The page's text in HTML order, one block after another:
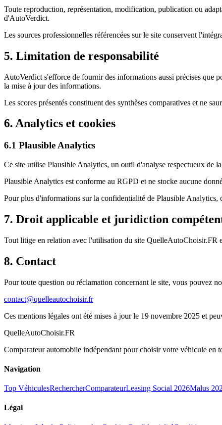
Toute reproduction, représentation, modification, publication ou
d'AutoVerdict.
Les sources professionnelles référencées sur le site conservent
5. Limitation de responsabilité
AutoVerdict s'efforce de fournir des informations aussi précises que
la mise à jour des informations.
Les scores présentés constituent des synthèses comparatives et ne
6. Analytics et cookies
6.1 Plausible Analytics
Ce site utilise Plausible Analytics, un outil d'analyse respectueux de
Plausible Analytics est conforme au RGPD et ne stocke aucune
Pour plus d'informations sur la confidentialité de Plausible Analytics,
7. Droit applicable et juridiction
Tout litige en relation avec l'utilisation du site QuelleAutoChoisir.FR
8. Contact
Pour toute question ou réclamation concernant le site, vous pouvez
contact@quelleautochoisir.fr
Ces mentions légales ont été mises à jour le 19 novembre 2025 et
QuelleAutoChoisir.FR
Comparateur automobile indépendant pour choisir votre véhicule en
Navigation
Top VéhiculesRechercherComparateurLeasing Social 2026Malus
Légal